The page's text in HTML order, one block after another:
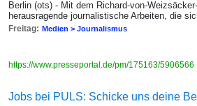
Berlin (ots) - Mit dem Richard-von-
herausragende journalistische Arbeiten, die
Freitag: Medien > Journalismus
https://www.presseportal.de/pm/175163/5906566
Jobs bei PULS: Schicke uns deine